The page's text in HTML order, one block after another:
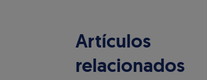
Artículos
relacionados